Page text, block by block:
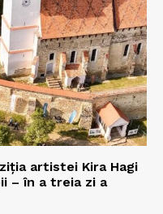
artistei Kira Hagi
– în a treia zi a